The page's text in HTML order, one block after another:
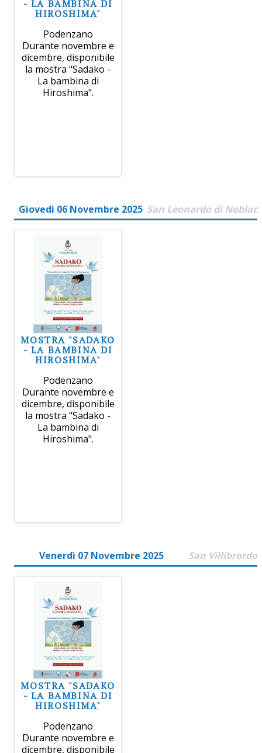
- LA BAMBINA DI
HIROSHIMA"
Podenzano
Durante novembre e
dicembre, disponibile
la mostra "Sadako -
La bambina di
Hiroshima".
Giovedì 06 Novembre 2025 San Leonardo di Noblac
MOSTRA "SADAKO
- LA BAMBINA DI
HIROSHIMA"
Podenzano
Durante novembre e
dicembre, disponibile
la mostra "Sadako -
La bambina di
Hiroshima".
Venerdì 07 Novembre 2025 San Villibrordo
MOSTRA "SADAKO
- LA BAMBINA DI
HIROSHIMA"
Podenzano
Durante novembre e
dicembre, disponibile